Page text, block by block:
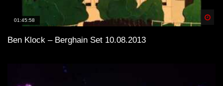
und wenn Du einen Plattespieler hast, kaufe diebesten
Tracks auf Vinyl!
01:45:58
Ben Klock – Berghain Set 10.08.2013